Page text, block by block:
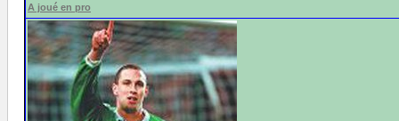
A joué en pro